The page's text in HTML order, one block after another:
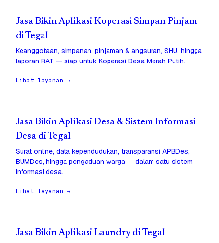
Jasa Bikin Aplikasi Koperasi Simpan Pinjam
di Tegal
Keanggotaan, simpanan, pinjaman & angsuran, SHU, hingga
laporan RAT — siap untuk Koperasi Desa Merah Putih.
Lihat layanan →
Jasa Bikin Aplikasi Desa & Sistem Informasi
Desa di Tegal
Surat online, data kependudukan, transparansi APBDes,
BUMDes, hingga pengaduan warga — dalam satu sistem
informasi desa.
Lihat layanan →
Jasa Bikin Aplikasi Laundry di Tegal